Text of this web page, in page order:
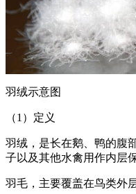
羽绒示意图
（1）定义
羽绒，是长在鹅、鸭的腹
子以及其他水禽用作内层
羽毛，主要覆盖在鸟类外